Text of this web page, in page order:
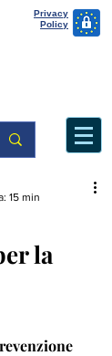
Privacy
Policy
la
15 min